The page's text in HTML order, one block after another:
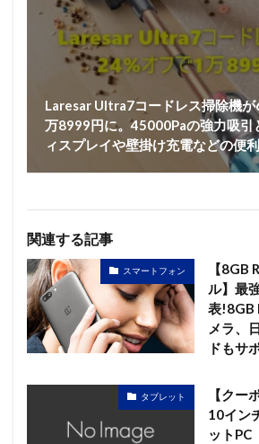
Laresar Ultra7コードレス掃除機
万8999円に。45000Paの強力吸引
ィスプレイや壁掛け充電などの便
関連する記事
スマートフォン
【8GB
ル】最
表!8GB
メラ、
ドもサ
タブレット
【クー
10イン
ット